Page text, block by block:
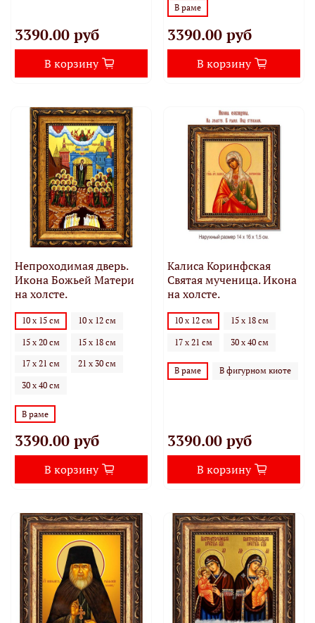
3390.00 руб
В корзину
В раме
3390.00 руб
В корзину
Непроходимая дверь.
Икона Божьей Матери
на холсте.
10 х 15 см 10 х 12 см
15 х 20 см 15 х 18 см
17 х 21 см 21 х 30 см
30 х 40 см
В раме
3390.00 руб
В корзину
Калиса Коринфская
Святая мученица. Икона
на холсте.
10 х 12 см 15 х 18 см
17 х 21 см 30 х 40 см
В раме В фигурном киоте
3390.00 руб
В корзину